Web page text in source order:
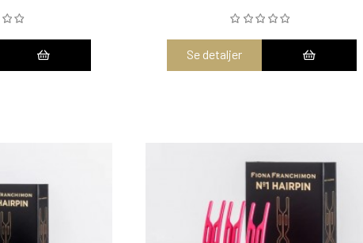
Se detaljer